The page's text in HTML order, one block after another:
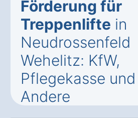
Förderung für
Treppenlifte in
Neudrossenfeld
Wehelitz: KfW,
Pflegekasse und
Andere